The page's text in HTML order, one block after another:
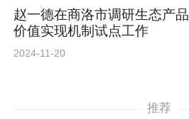
赵一德在商洛市调研生态产品
价值实现机制试点工作
2024-11-20
推荐